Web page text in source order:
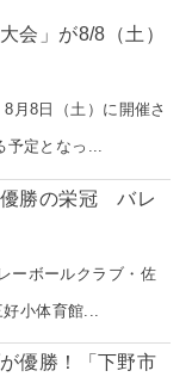
会」が8/8（土）
8月8日（土）に開催さ
予定となっ...
優勝の栄冠 バレ
ーボールクラブ・佐
小体育館...
優勝！「下野市